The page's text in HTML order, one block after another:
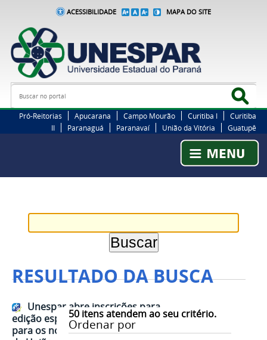
ACESSIBILIDADE MAPA DO SITE
Busca
Pró-Reitorias Apucarana Campo Mourão Curitiba I
Curitiba
II
Paranaguá Paranavaí União da Vitória Guatupê
RESULTADO DA BUSCA
50itens atendem ao seu critério.
Ordenar por
Unespar abre inscrições para
edição especial do Aprova Paraná
para os novos cursos do campus